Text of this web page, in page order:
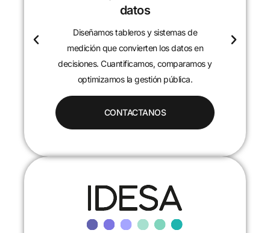
tableros y sistemas de
que convierten los datos en
Cuantificamos, comparamos y
la gestión pública.
CONTACTANOS
realidades locales
causas y efectos.
de investigación que